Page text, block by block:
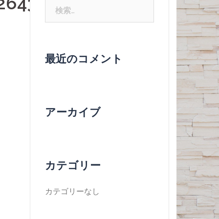
最近のコメント
アーカイブ
カテゴリー
カテゴリーなし